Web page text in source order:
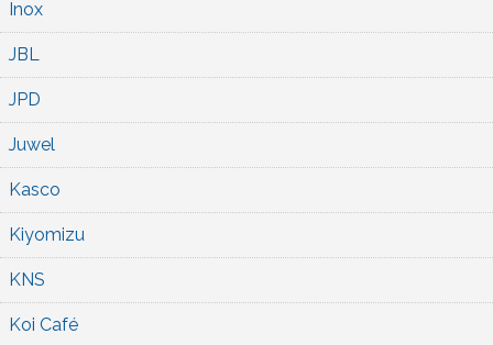
Inox
JBL
JPD
Juwel
Kasco
Kiyomizu
KNS
Koi Café